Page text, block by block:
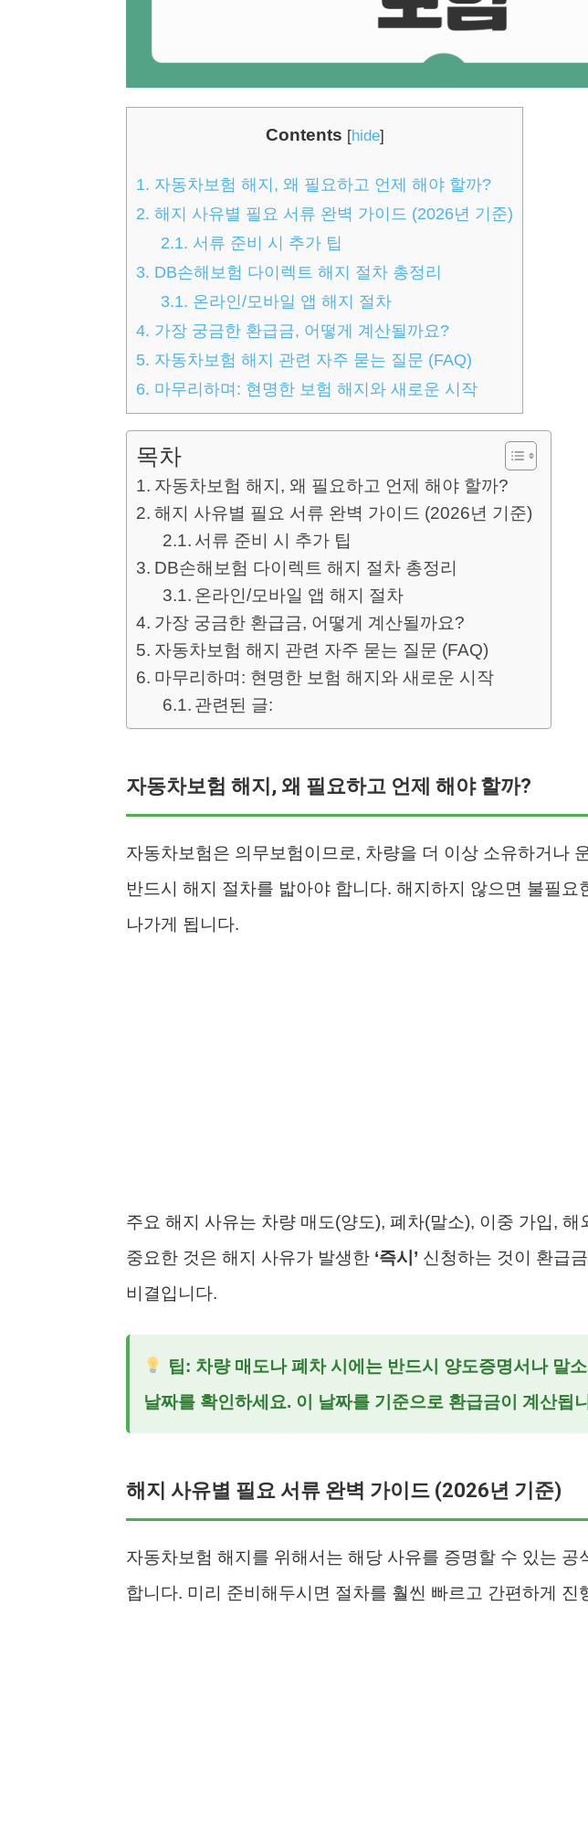
Contents [hide]
1. 자동차보험 해지, 왜 필요하고 언제 해야 할까?
2. 해지 사유별 필요 서류 완벽 가이드 (2026년 기준)
2.1. 서류 준비 시 추가 팁
3. DB손해보험 다이렉트 해지 절차 총정리
3.1. 온라인/모바일 앱 해지 절차
4. 가장 궁금한 환급금, 어떻게 계산될까요?
5. 자동차보험 해지 관련 자주 묻는 질문 (FAQ)
6. 마무리하며: 현명한 보험 해지와 새로운 시작
목차
자동차보험 해지, 왜 필요하고 언제 해야 할까?
해지 사유별 필요 서류 완벽 가이드 (2026년 기준)
서류 준비 시 추가 팁
DB손해보험 다이렉트 해지 절차 총정리
온라인/모바일 앱 해지 절차
가장 궁금한 환급금, 어떻게 계산될까요?
자동차보험 해지 관련 자주 묻는 질문 (FAQ)
마무리하며: 현명한 보험 해지와 새로운 시작
관련된 글:
자동차보험 해지, 왜 필요하고 언제 해야 할까?
자동차보험은 의무보험이므로, 차량을 더 이상 소유하거나
반드시 해지 절차를 밟아야 합니다. 해지하지 않으면 불필요
나가게 됩니다.
주요 해지 사유는 차량 매도(양도), 폐차(말소), 이중 가입, 해
중요한 것은 해지 사유가 발생한 ‘즉시’ 신청하는 것이 환급
비결입니다.
팁: 차량 매도나 폐차 시에는 반드시 양도증명서나 말
날짜를 확인하세요. 이 날짜를 기준으로 환급금이 계산됩
해지 사유별 필요 서류 완벽 가이드 (2026년 기준)
자동차보험 해지를 위해서는 해당 사유를 증명할 수 있는 공
합니다. 미리 준비해두시면 절차를 훨씬 빠르고 간편하게 진